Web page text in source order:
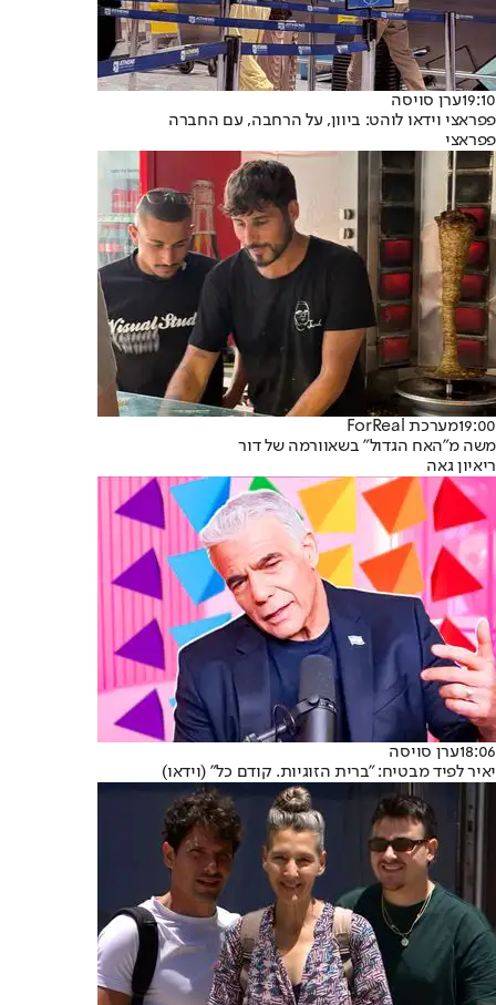
19:10ערן סויסה
פפראצי וידאו לוהט: ביוון, על הרחבה, עם החברה
פפראצי
19:00מערכת ForReal
משה מ"האח הגדול" בשאוורמה של דור
ריאיון גאה
18:06ערן סויסה
יאיר לפיד מבטיח: "ברית הזוגיות. קודם כל" (וידאו)